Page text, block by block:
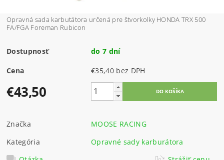
Opravná sada karbutátora určená pre štvorkolky HONDA TRX 500
FA/FGA Foreman Rubicon
Dostupnosť do 7 dní
Cena €35,40 bez DPH
€43,50
Značka
MOOSE RACING
Kategória
Opravné sady karburátora